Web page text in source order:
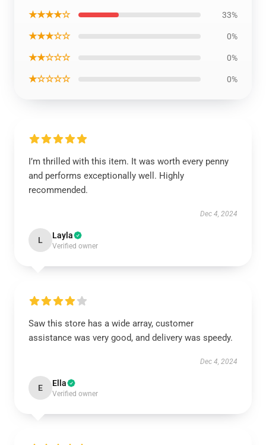
★★★★☆ 33%
★★★☆☆ 0%
★★☆☆☆ 0%
★☆☆☆☆ 0%
I’m thrilled with this item. It was worth every penny
and performs exceptionally well. Highly
recommended.
Dec 4, 2024
L Layla
Verified owner
Saw this store has a wide array, customer
assistance was very good, and delivery was speedy.
Dec 4, 2024
E Ella
Verified owner